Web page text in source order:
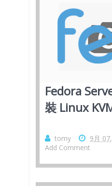
Fedora
裝 Linux
tomy
9月
Add Comment